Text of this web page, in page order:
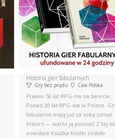
Historia gier fabularnych
Gry bez prądu Cała Polska
Prawie 50 lat RPG-ów na świecie.
Ponad 30 lat RPG-ów w Polsce.
fabularne mają już za sobą szmat
historii — warto ją poznać! Z tej
powstaje książka Kostki zostały